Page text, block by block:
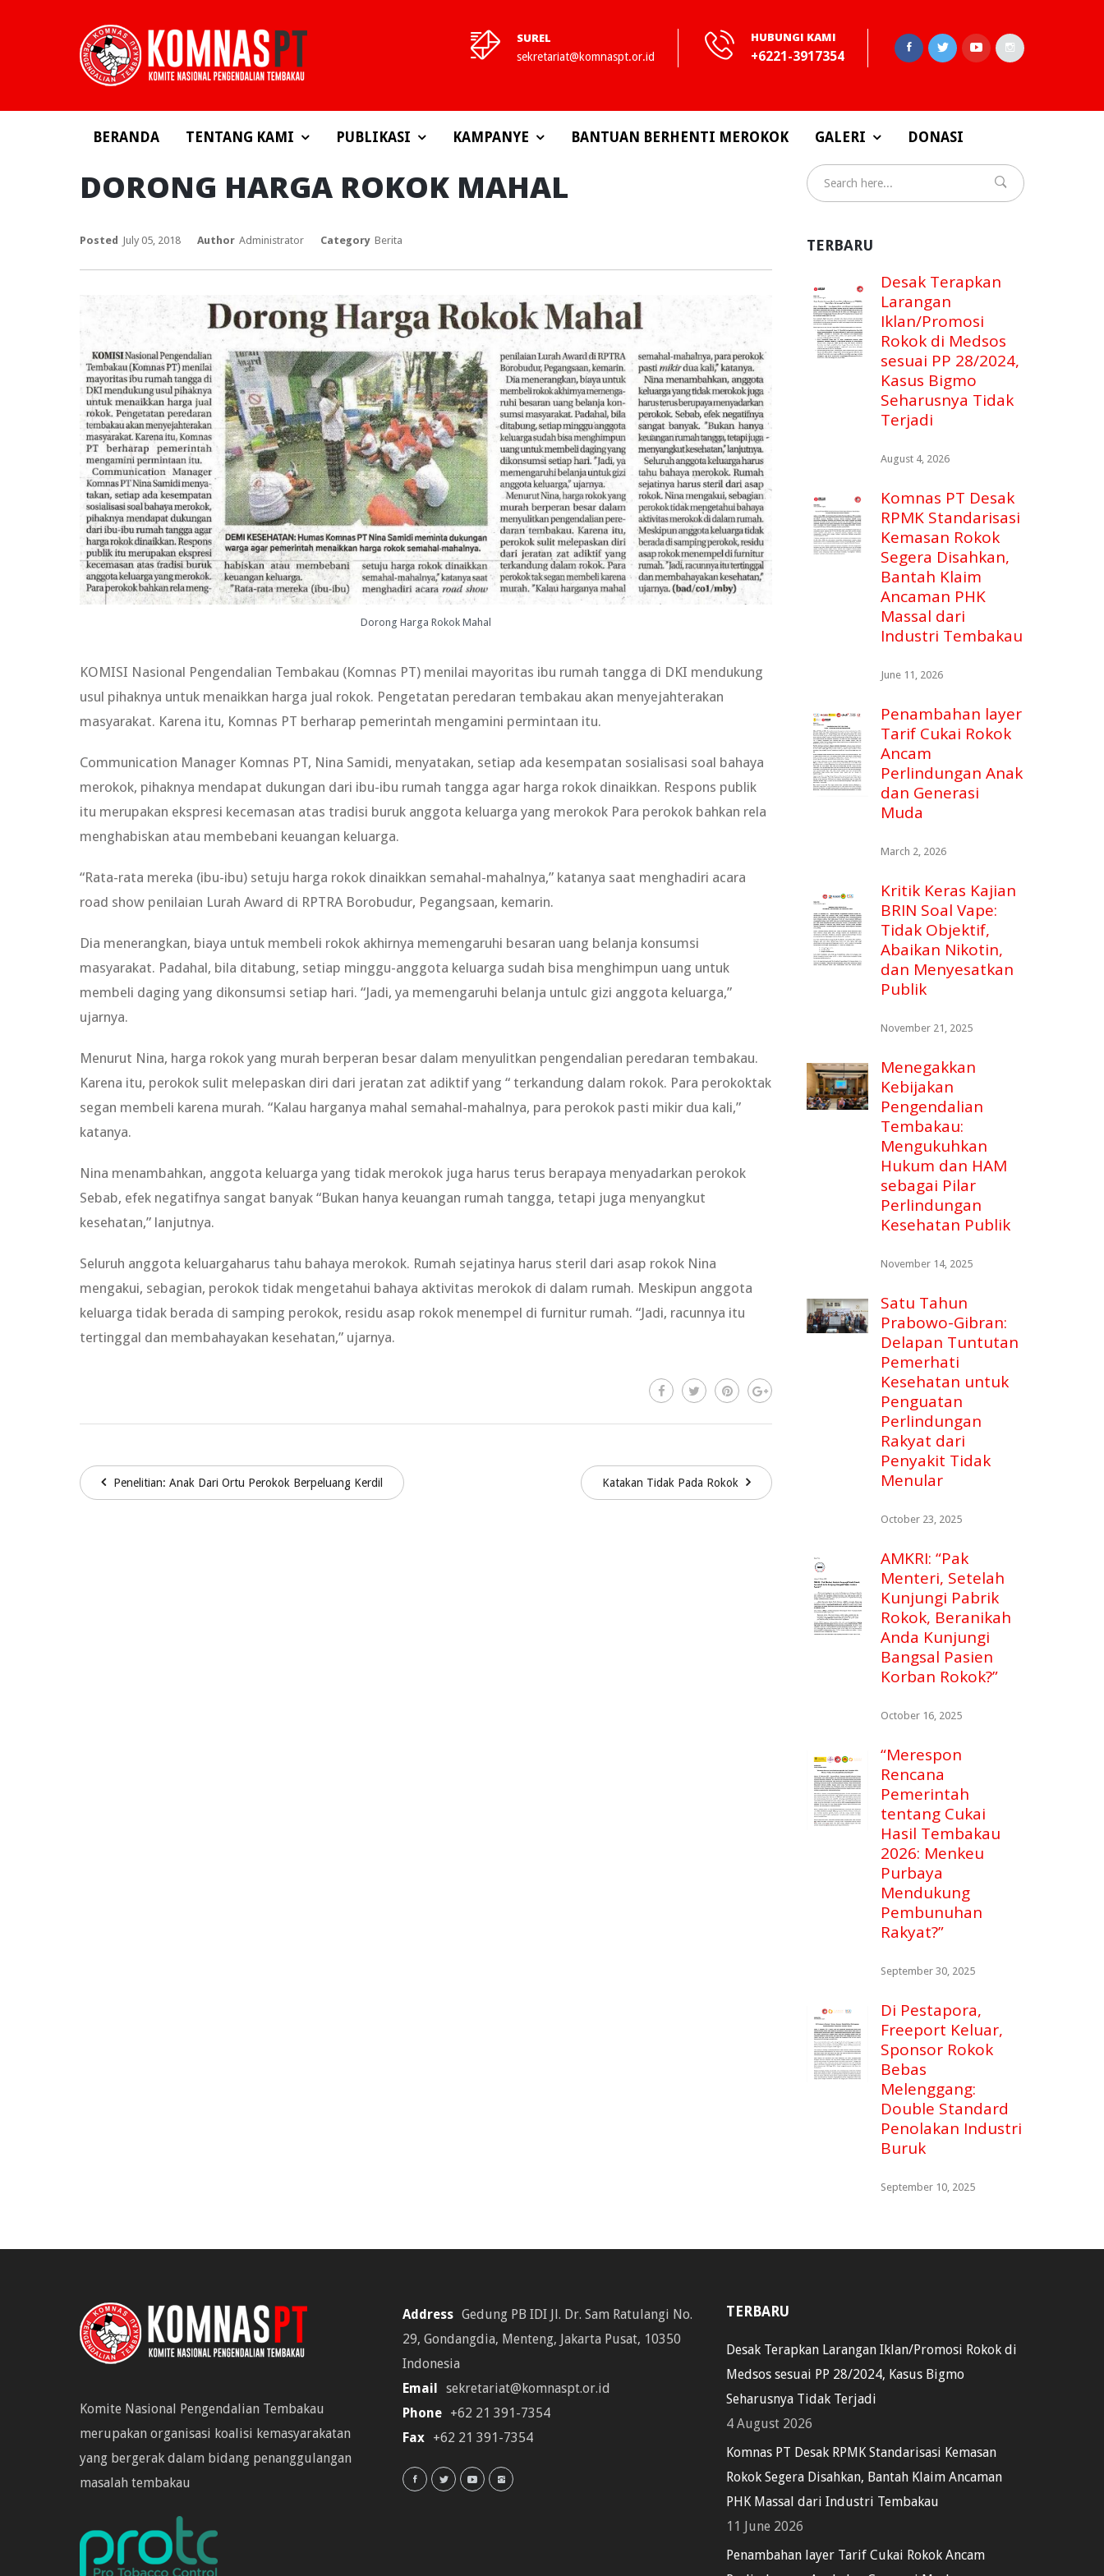
SUREL
sekretariat@komnaspt.or.id
HUBUNGI KAMI
+6221-3917354
BERANDA TENTANG KAMI PUBLIKASI KAMPANYE BANTUAN BERHENTI MEROKOK GALERI DONASI
DORONG HARGA ROKOK MAHAL
Posted July 05, 2018 Author Administrator Category Berita
Dorong Harga Rokok Mahal
KOMISI Nasional Pengendalian Tembakau (Komnas PT) menilai mayoritas ibu rumah tangga di DKI mendukung
usul pihaknya untuk menaikkan harga jual rokok. Pengetatan peredaran tembakau akan menyejahterakan
masyarakat. Karena itu, Komnas PT berharap pemerintah mengamini permintaan itu.
Communication Manager Komnas PT, Nina Samidi, menyatakan, setiap ada kesempatan sosialisasi soal bahaya
merokok, pihaknya mendapat dukungan dari ibu-ibu rumah tangga agar harga rokok dinaikkan. Respons publik
itu merupakan ekspresi kecemasan atas tradisi buruk anggota keluarga yang merokok Para perokok bahkan rela
menghabiskan atau membebani keuangan keluarga.
“Rata-rata mereka (ibu-ibu) setuju harga rokok dinaikkan semahal-mahalnya,” katanya saat menghadiri acara
road show penilaian Lurah Award di RPTRA Borobudur, Pegangsaan, kemarin.
Dia menerangkan, biaya untuk membeli rokok akhirnya memengaruhi besaran uang belanja konsumsi
masyarakat. Padahal, bila ditabung, setiap minggu-anggota keluarga sudah bisa menghimpun uang untuk
membeli daging yang dikonsumsi setiap hari. “Jadi, ya memengaruhi belanja untulc gizi anggota keluarga,”
ujarnya.
Menurut Nina, harga rokok yang murah berperan besar dalam menyulitkan pengendalian peredaran tembakau.
Karena itu, perokok sulit melepaskan diri dari jeratan zat adiktif yang “ terkandung dalam rokok. Para perokoktak
segan membeli karena murah. “Kalau harganya mahal semahal-mahalnya, para perokok pasti mikir dua kali,”
katanya.
Nina menambahkan, anggota keluarga yang tidak merokok juga harus terus berapaya menyadarkan perokok
Sebab, efek negatifnya sangat banyak “Bukan hanya keuangan rumah tangga, tetapi juga menyangkut
kesehatan,” lanjutnya.
Seluruh anggota keluargaharus tahu bahaya merokok. Rumah sejatinya harus steril dari asap rokok Nina
mengakui, sebagian, perokok tidak mengetahui bahaya aktivitas merokok di dalam rumah. Meskipun anggota
keluarga tidak berada di samping perokok, residu asap rokok menempel di furnitur rumah. “Jadi, racunnya itu
tertinggal dan membahayakan kesehatan,” ujarnya.
Penelitian: Anak Dari Ortu Perokok Berpeluang Kerdil Katakan Tidak Pada Rokok
TERBARU
Desak Terapkan
Larangan
Iklan/Promosi
Rokok di Medsos
sesuai PP 28/2024,
Kasus Bigmo
Seharusnya Tidak
Terjadi
August 4, 2026
Komnas PT Desak
RPMK Standarisasi
Kemasan Rokok
Segera Disahkan,
Bantah Klaim
Ancaman PHK
Massal dari
Industri Tembakau
June 11, 2026
Penambahan layer
Tarif Cukai Rokok
Ancam
Perlindungan Anak
dan Generasi
Muda
March 2, 2026
Kritik Keras Kajian
BRIN Soal Vape:
Tidak Objektif,
Abaikan Nikotin,
dan Menyesatkan
Publik
November 21, 2025
Menegakkan
Kebijakan
Pengendalian
Tembakau:
Mengukuhkan
Hukum dan HAM
sebagai Pilar
Perlindungan
Kesehatan Publik
November 14, 2025
Satu Tahun
Prabowo-Gibran:
Delapan Tuntutan
Pemerhati
Kesehatan untuk
Penguatan
Perlindungan
Rakyat dari
Penyakit Tidak
Menular
October 23, 2025
AMKRI: “Pak
Menteri, Setelah
Kunjungi Pabrik
Rokok, Beranikah
Anda Kunjungi
Bangsal Pasien
Korban Rokok?”
October 16, 2025
“Merespon
Rencana
Pemerintah
tentang Cukai
Hasil Tembakau
2026: Menkeu
Purbaya
Mendukung
Pembunuhan
Rakyat?”
September 30, 2025
Di Pestapora,
Freeport Keluar,
Sponsor Rokok
Bebas
Melenggang:
Double Standard
Penolakan Industri
Buruk
September 10, 2025
Komite Nasional Pengendalian Tembakau
merupakan organisasi koalisi kemasyarakatan
yang bergerak dalam bidang penanggulangan
masalah tembakau
Address Gedung PB IDI Jl. Dr. Sam Ratulangi No.
29, Gondangdia, Menteng, Jakarta Pusat, 10350
Indonesia
Email sekretariat@komnaspt.or.id
Phone +62 21 391-7354
Fax +62 21 391-7354
TERBARU
Desak Terapkan Larangan Iklan/Promosi Rokok di
Medsos sesuai PP 28/2024, Kasus Bigmo
Seharusnya Tidak Terjadi
4 August 2026
Komnas PT Desak RPMK Standarisasi Kemasan
Rokok Segera Disahkan, Bantah Klaim Ancaman
PHK Massal dari Industri Tembakau
11 June 2026
Penambahan layer Tarif Cukai Rokok Ancam